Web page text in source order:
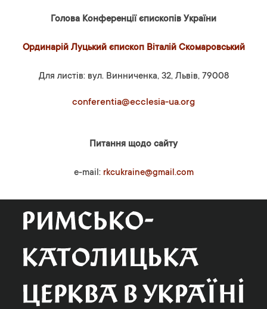
Голова Конференції єпископів України
Ординарій Луцький єпископ Віталій Скомаровський
Для листів: вул. Винниченка, 32, Львів, 79008
conferentia@ecclesia-ua.org
Питання щодо сайту
e-mail: rkcukraine@gmail.com